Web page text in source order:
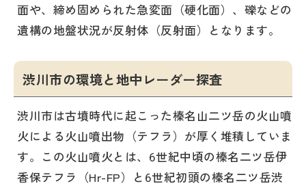
面や、締め固められた急変面（硬化面）、礫などの
遺構の地盤状況が反射体（反射面）となります。
渋川市の環境と地中レーダー探査
渋川市は古墳時代に起こった榛名山二ツ岳の火山噴
火による火山噴出物（テフラ）が厚く堆積していま
す。この火山噴火とは、6世紀中頃の榛名二ツ岳伊
香保テフラ（Hr-FP）と6世紀初頭の榛名二ツ岳渋